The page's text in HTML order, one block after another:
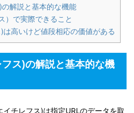
解説と基本的な機能
）で実際できること
高いけど値段相応の価値がある
ス)の解説と基本的な機
チレフス)は指定URLのデータを取